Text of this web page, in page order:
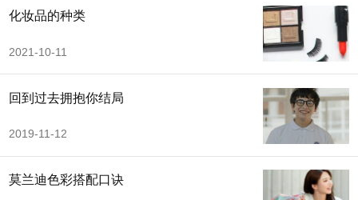
化妆品的种类
2021-10-11
回到过去拥抱你结局
2019-11-12
莫兰迪色彩搭配口诀